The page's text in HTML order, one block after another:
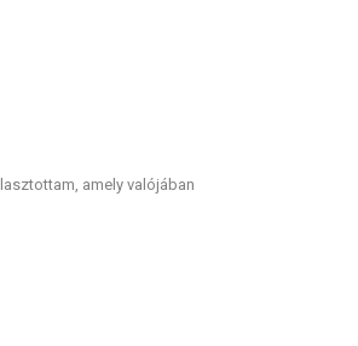
amely valójában